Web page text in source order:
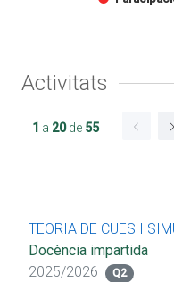
Activitats
1 a 20de 55
TEORIA DE CUES I
Docència impartida
2025/2026
Q2